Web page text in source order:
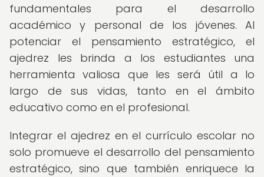
fundamentales para el desarrollo
académico y personal de los jóvenes. Al
potenciar el pensamiento estratégico, el
ajedrez les brinda a los estudiantes una
herramienta valiosa que les será útil a lo
largo de sus vidas, tanto en el ámbito
educativo como en el profesional.
Integrar el ajedrez en el currículo escolar no
solo promueve el desarrollo del pensamiento
estratégico, sino que también enriquece la